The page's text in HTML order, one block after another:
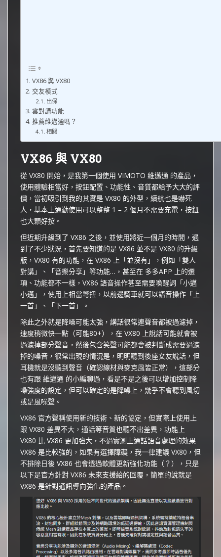
VX86 與 VX80
交友模式
出保
雲對講功能
推薦維邁通嗎？
相關
VX86 與 VX80
從 VX80 開始，是我第一個使用 VIMOTO 維邁通 的產品，
使用體驗相當好，按鈕配置、功能性、音質都給予大大的評
價，當初吸引到我的其實是 VX80 的外型，續航也是嚇死
人，基本上通勤使用可以整整 1 – 2 個月不需要充電，按鈕
也大顆好按。
但近期升級到了 VX86 之後，並使用將近一個月的時間，遇
到了不少狀況，首先要知道的是 VX86 並不是 VX80 的升級
版，VX80 有的功能，在 VX86 上「並沒有」，例如「雙人
對講」、「音樂分享」等功能…，甚至在 多多APP 上的選
項、功能都不一樣，VX86 語音操作甚至需要喚醒詞「小邁
小邁」，使用上相當彆扭，以前邊騎車就可以語音操作「上
一首」、「下一首」。
除此之外就是降噪可能太強，講話很常連聲音都被過濾掉，
速度稍微快一點（可能80+），在 VX80 上說話可能就會被
過濾掉部分聲音，然後包含笑聲可能都會被判斷成需要過濾
掉的噪音，很常出現的情況是，明明聽到後座女友說話，但
耳機就是沒聽到聲音（確認線材與麥克風皆正常），這部分
也有跟 維邁通 的小編聊過，看是不是之後可以增加控制降
噪強度的設定，但可以確定的是降噪上，幾乎不會聽到風切
或是風噪聲。
VX86 官方聲稱使用新的技術、新的協定，但實際上使用上
跟 VX80 差異不大，通話等音質也聽不出差異，功能上
VX80 比 VX86 更加強大，不過實測上通話語音處理的效果
VX86 是比較強的，如果有選擇障礙，我一律建議 VX80，但
不排除日後 VX86 也會透過軟體更新強化功能（？），只是
以下是官方針對 VX86 未來支援給的回覆，簡單的說就是
VX86 是針對通訊導向強化的產品。